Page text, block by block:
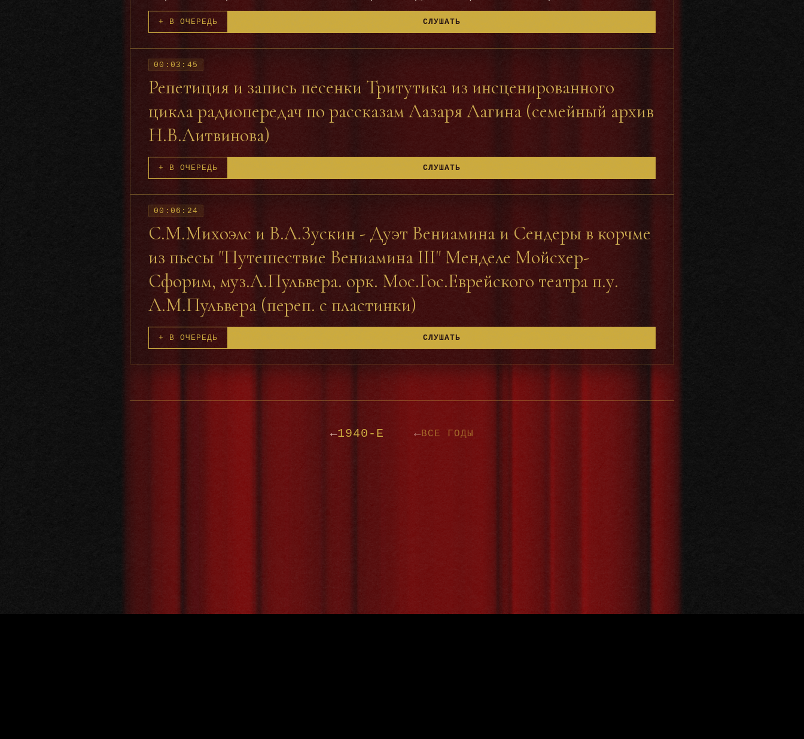
Социалистического Труда (1972), лауреат четырёх Сталинских премий. Как отмечают театроведы, «Грибов
был мастером разнообразнейших вариантов русского национального характера» http://yandex.ru/yandsearch?
http://ru.wikipedia.org
+ В ОЧЕРЕДЬ СЛУШАТЬ
Репетиция и запись песенки Тритутика из инсценированного
цикла радиопередач по рассказам Лазаря Лагина (семейный архив
Н.В.Литвинова)
00:03:45
+ В ОЧЕРЕДЬ СЛУШАТЬ
С.М.Михоэлс и В.Л.Зускин - Дуэт Вениамина и Сендеры в корчме
из пьесы "Путешествие Вениамина III" Менделе Мойсхер-
Сфорим, муз.Л.Пульвера. орк. Мос.Гос.Еврейского театра п.у.
Л.М.Пульвера (переп. с пластинки)
00:06:24
+ В ОЧЕРЕДЬ СЛУШАТЬ
←1940-Е ←ВСЕ ГОДЫ